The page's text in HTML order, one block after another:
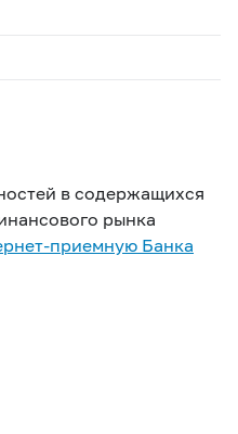
в содержащихся
рынка
приемную Банка